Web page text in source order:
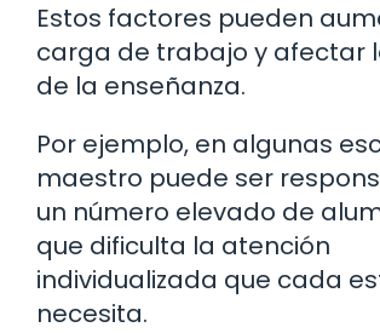
Estos factores pueden
carga de trabajo y afectar
de la enseñanza.
Por ejemplo, en algunas
maestro puede ser
un número elevado de
que dificulta la atención
individualizada que cada
necesita.